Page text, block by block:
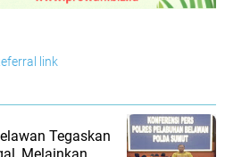
link
Tegaskan
Melainkan